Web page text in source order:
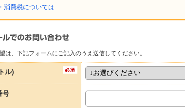
消費税については
は、下記フォームにご記入のうえ送信してください。
ル)
号